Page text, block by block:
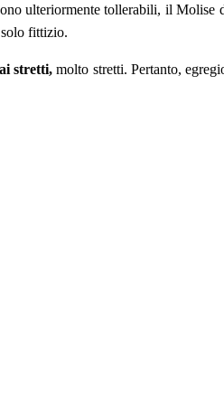
ulteriormente tollerabili, il
solo fittizio.
stretti, molto stretti. Pertanto,